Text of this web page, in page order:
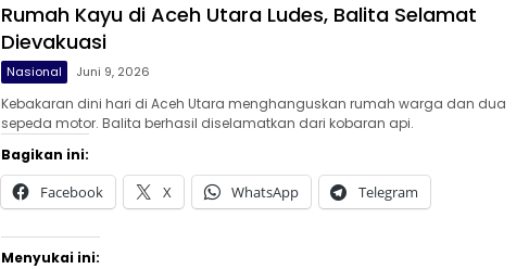
Rumah Kayu di Aceh Utara Ludes, Balita Selamat
Dievakuasi
Nasional Juni 9, 2026
Kebakaran dini hari di Aceh Utara menghanguskan rumah warga dan dua
sepeda motor. Balita berhasil diselamatkan dari kobaran api.
Bagikan ini:
Facebook X WhatsApp Telegram
Menyukai ini: